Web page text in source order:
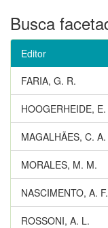
Busca
Editor
FARIA, G. R.
HOOGERHEIDE,
MAGALHÃES, C.
MORALES, M. M.
NASCIMENTO, A.
ROSSONI, A. L.